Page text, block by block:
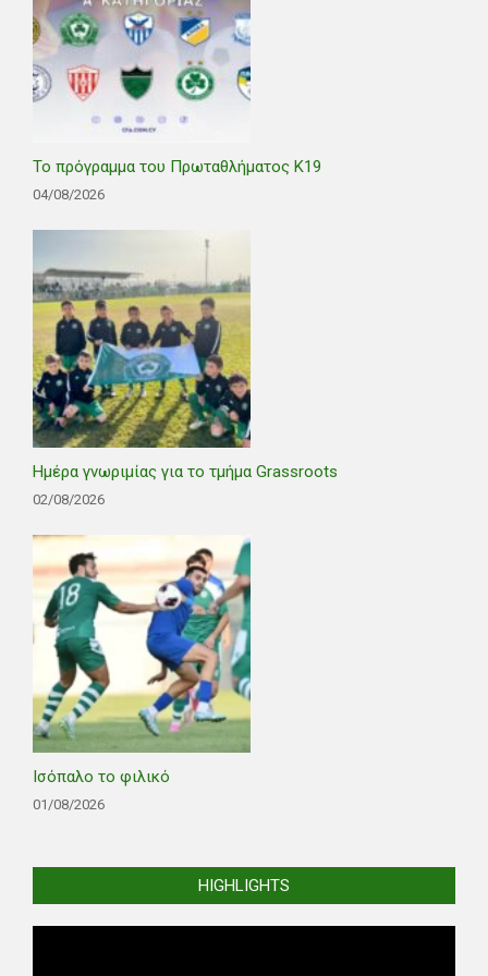
Το πρόγραμμα του Πρωταθλήματος Κ19
04/08/2026
Ημέρα γνωριμίας για το τμήμα Grassroots
02/08/2026
Ισόπαλο το φιλικό
01/08/2026
HIGHLIGHTS